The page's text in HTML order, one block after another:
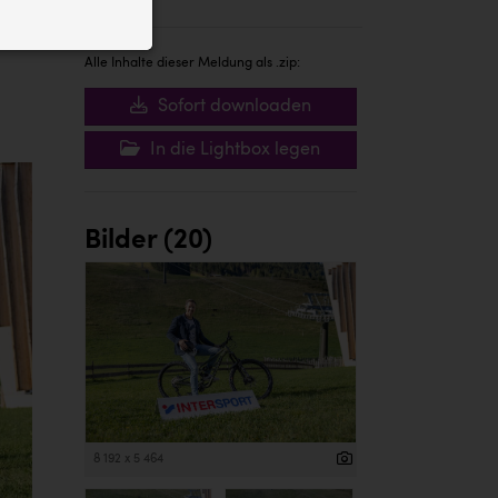
Alle Inhalte dieser Meldung als .zip:
Sofort downloaden
In die Lightbox legen
Bilder (20)
8 192 x 5 464
Website